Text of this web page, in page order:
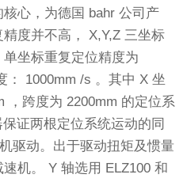
心，为德国 bahr 公司产
度并不高， X,Y,Z 三坐标
坐标重复定位精度为
： 1000mm /s 。其中 X 坐
，跨度为 2200mm 的定位系
证两根定位系统运动的同
驱动。出于驱动扭矩及惯量
机。 Y 轴选用 ELZ100 和